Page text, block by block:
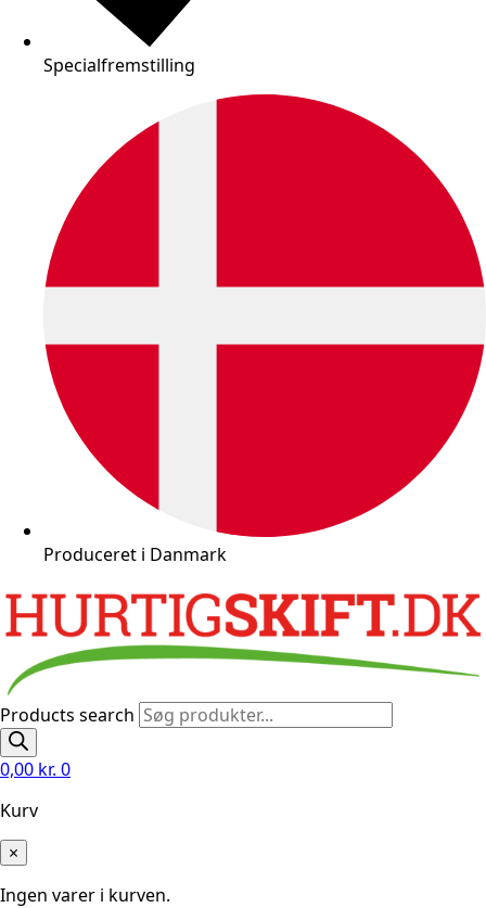
Specialfremstilling
Produceret i Danmark
Products search
0,00 kr. 0
Kurv
×
Ingen varer i kurven.